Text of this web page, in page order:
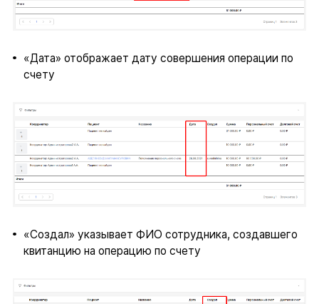
«Дата» отображает дату совершения операции по
счету
«Создал» указывает ФИО сотрудника, создавшего
квитанцию на операцию по счету